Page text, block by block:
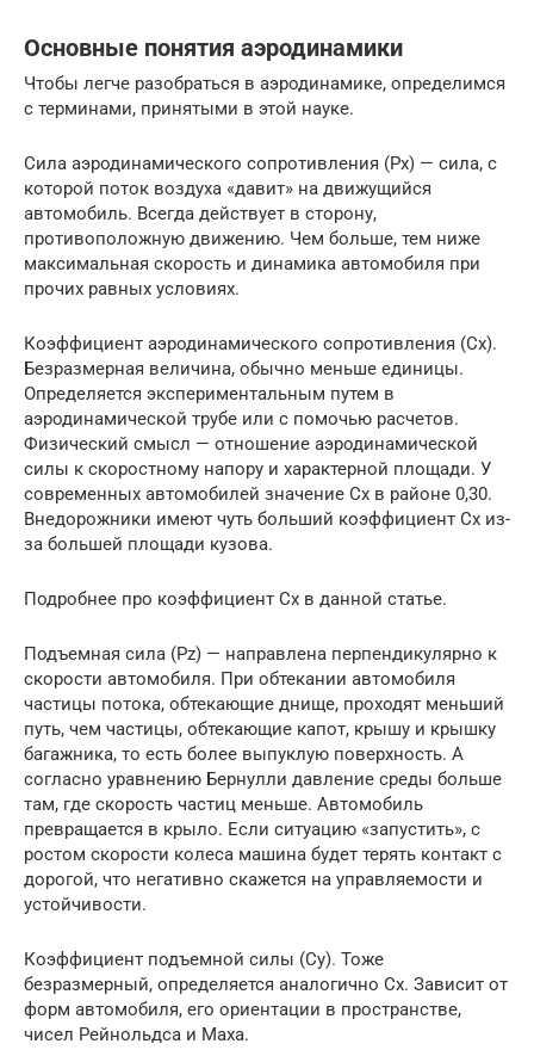
Основные понятия аэродинамики
Чтобы легче разобраться в аэродинамике, определимся
с терминами, принятыми в этой науке.
Сила аэродинамического сопротивления (Рх) — сила, с
которой поток воздуха «давит» на движущийся
автомобиль. Всегда действует в сторону,
противоположную движению. Чем больше, тем ниже
максимальная скорость и динамика автомобиля при
прочих равных условиях.
Коэффициент аэродинамического сопротивления (Сх).
Безразмерная величина, обычно меньше единицы.
Определяется экспериментальным путем в
аэродинамической трубе или с помочью расчетов.
Физический смысл — отношение аэродинамической
силы к скоростному напору и характерной площади. У
современных автомобилей значение Сх в районе 0,30.
Внедорожники имеют чуть больший коэффициент Сх из-
за большей площади кузова.
Подробнее про коэффициент Сх в данной статье.
Подъемная сила (Рz) — направлена перпендикулярно к
скорости автомобиля. При обтекании автомобиля
частицы потока, обтекающие днище, проходят меньший
путь, чем частицы, обтекающие капот, крышу и крышку
багажника, то есть более выпуклую поверхность. А
согласно уравнению Бернулли давление среды больше
там, где скорость частиц меньше. Автомобиль
превращается в крыло. Если ситуацию «запустить», с
ростом скорости колеса машина будет терять контакт с
дорогой, что негативно скажется на управляемости и
устойчивости.
Коэффициент подъемной силы (Су). Тоже
безразмерный, определяется аналогично Сх. Зависит от
форм автомобиля, его ориентации в пространстве,
чисел Рейнольдса и Маха.